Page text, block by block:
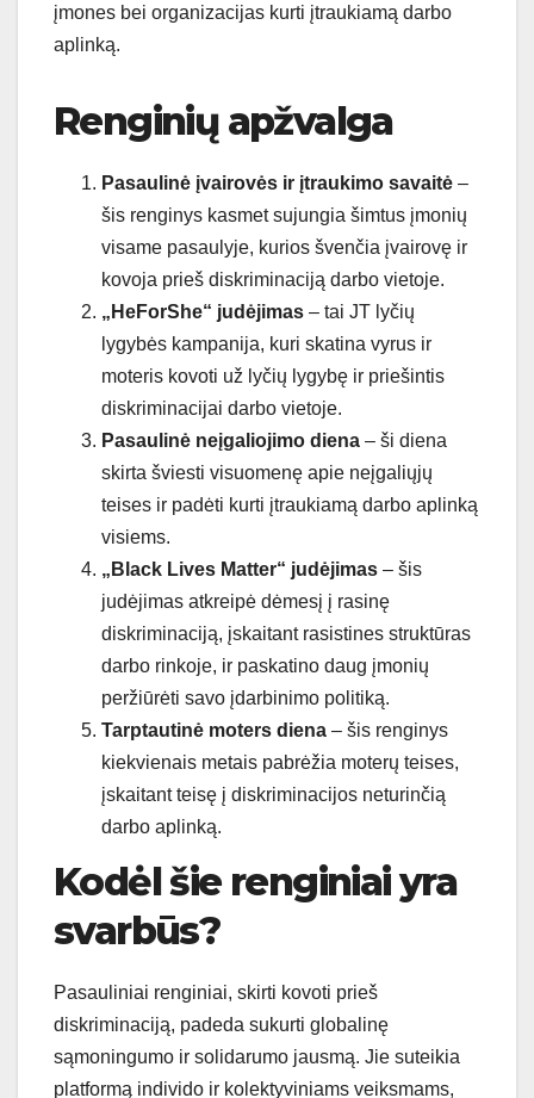
įmones bei organizacijas kurti įtraukiamą darbo
aplinką.
Renginių apžvalga
Pasaulinė įvairovės ir įtraukimo savaitė –
šis renginys kasmet sujungia šimtus įmonių
visame pasaulyje, kurios švenčia įvairovę ir
kovoja prieš diskriminaciją darbo vietoje.
„HeForShe“ judėjimas – tai JT lyčių
lygybės kampanija, kuri skatina vyrus ir
moteris kovoti už lyčių lygybę ir priešintis
diskriminacijai darbo vietoje.
Pasaulinė neįgaliojimo diena – ši diena
skirta šviesti visuomenę apie neįgaliųjų
teises ir padėti kurti įtraukiamą darbo aplinką
visiems.
„Black Lives Matter“ judėjimas – šis
judėjimas atkreipė dėmesį į rasinę
diskriminaciją, įskaitant rasistines struktūras
darbo rinkoje, ir paskatino daug įmonių
peržiūrėti savo įdarbinimo politiką.
Tarptautinė moters diena – šis renginys
kiekvienais metais pabrėžia moterų teises,
įskaitant teisę į diskriminacijos neturinčią
darbo aplinką.
Kodėl šie renginiai yra
svarbūs?
Pasauliniai renginiai, skirti kovoti prieš
diskriminaciją, padeda sukurti globalinę
sąmoningumo ir solidarumo jausmą. Jie suteikia
platformą individo ir kolektyviniams veiksmams,